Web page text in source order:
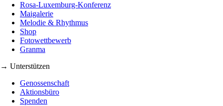
Rosa-Luxemburg-Konferenz
Maigalerie
Melodie & Rhythmus
Shop
Fotowettbewerb
Granma
→ Unterstützen
Genossenschaft
Aktionsbüro
Spenden